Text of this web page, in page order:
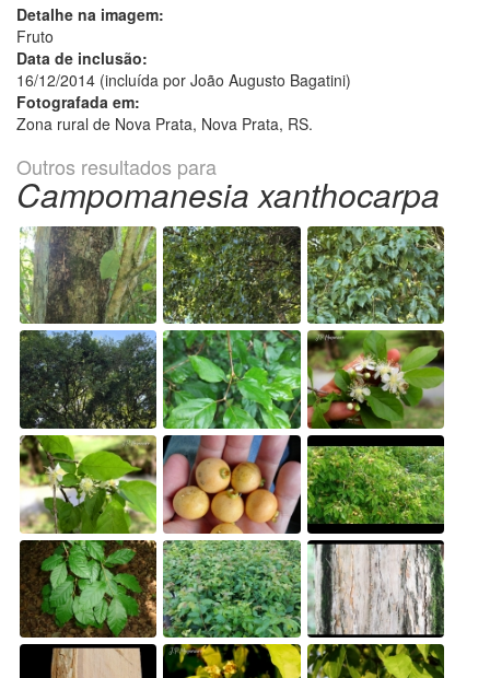
Detalhe na imagem:
Fruto
Data de inclusão:
16/12/2014 (incluída por João Augusto Bagatini)
Fotografada em:
Zona rural de Nova Prata, Nova Prata, RS.
Outros resultados para
Campomanesia xanthocarpa